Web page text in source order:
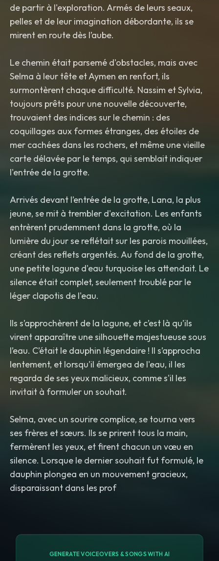
de partir à l'exploration. Armés de leurs seaux,
pelles et de leur imagination débordante, ils se
mirent en route dès l’aube.
Le chemin était parsemé d'obstacles, mais avec
Selma à leur tête et Aymen en renfort, ils
surmontèrent chaque difficulté. Nassim et Sylvia,
toujours prêts pour une nouvelle découverte,
trouvaient des indices sur le chemin : des
coquillages aux formes étranges, des étoiles de
mer cachées dans les rochers, et même une vieille
carte délavée par le temps, qui semblait indiquer
l'entrée de la grotte.
Arrivés devant l’entrée de la grotte, Lana, la plus
jeune, se mit à trembler d'excitation. Les enfants
entrèrent prudemment dans la grotte, où la
lumière du jour se reflétait sur les parois mouillées,
créant des reflets argentés. Au fond de la grotte,
une petite lagune d'eau turquoise les attendait. Le
silence était complet, seulement troublé par le
léger clapotis de l'eau.
Ils s’approchèrent de la lagune, et c’est là qu’ils
virent apparaître une silhouette majestueuse sous
l’eau. C’était le dauphin légendaire ! Il s’approcha
lentement, et lorsqu'il émergea de l'eau, il les
regarda de ses yeux malicieux, comme s'il les
invitait à formuler un souhait.
Selma, avec un sourire complice, se tourna vers
ses frères et sœurs. Ils se prirent tous la main,
fermèrent les yeux, et firent chacun un vœu en
silence. Lorsque le dernier souhait fut formulé, le
dauphin plongea en un mouvement gracieux,
disparaissant dans les prof
GENERATE VOICEOVERS & SONGS WITH AI